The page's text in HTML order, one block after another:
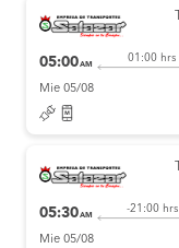
05:00AM
01:00 hrs
Mie 05/08
05:30AM
-21:00 hrs
Mie 05/08